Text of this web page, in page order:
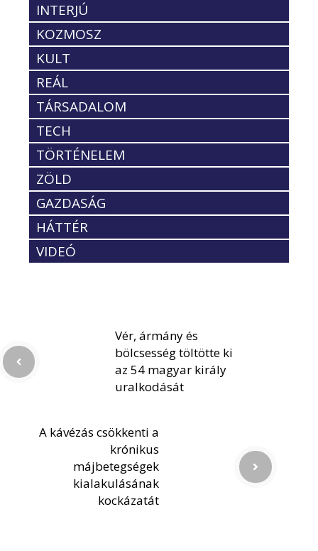
INTERJÚ
KOZMOSZ
KULT
REÁL
TÁRSADALOM
TECH
TÖRTÉNELEM
ZÖLD
GAZDASÁG
HÁTTÉR
VIDEÓ
Vér, ármány és
bölcsesség töltötte ki
az 54 magyar király
uralkodását
A kávézás csökkenti a
krónikus
májbetegségek
kialakulásának
kockázatát